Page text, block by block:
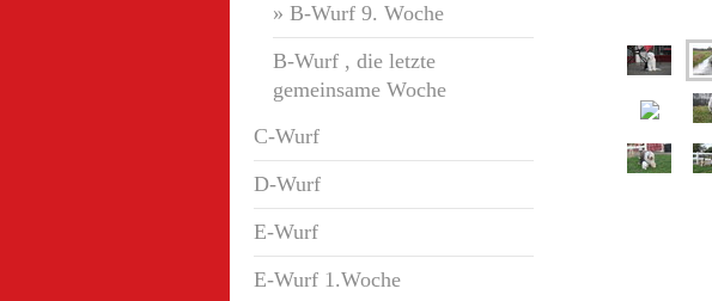
B-Wurf 9. Woche
B-Wurf , die letzte
gemeinsame Woche
C-Wurf
D-Wurf
E-Wurf
E-Wurf 1.Woche